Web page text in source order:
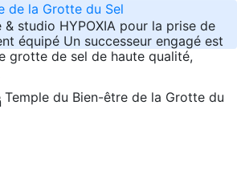
de la Grotte du Sel
studio HYPOXIA pour la prise de
équipé Un successeur engagé est
grotte de sel de haute qualité,